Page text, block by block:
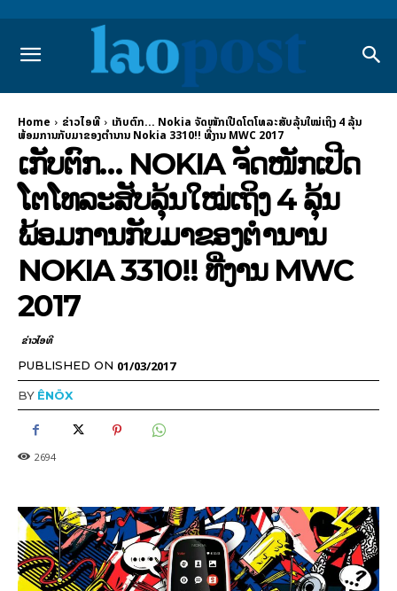
Home ຂ່າວ​ໄອ​ທີ
ເກັບຕົກ... Nokia ຈັດໜັກເປີດໂຕໂທລະສັບລຸ້ນໃໝ່ເຖິງ 4 ລຸ້ນ
ພ້ອມການກັບມາຂອງຕຳນານ Nokia 3310!! ທີ່ງານ MWC 2017
ເກັບຕົກ… NOKIA ຈັດໜັກເປີດ
ໂຕໂທລະສັບລຸ້ນໃໝ່ເຖິງ 4 ລຸ້ນ
ພ້ອມການກັບມາຂອງຕຳນານ
NOKIA 3310!! ທີ່ງານ MWC
2017
ຂ່າວ​ໄອ​ທີ
PUBLISHED ON 01/03/2017
BY ÊNÖX
2694